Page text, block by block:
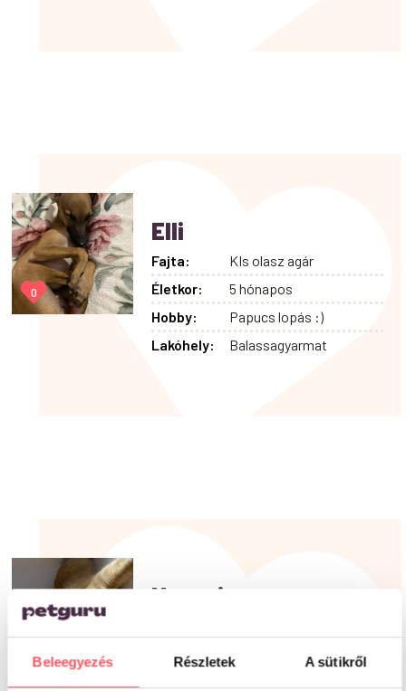
Beleegyezés Részletek A sütikről
0
Elli
Fajta:
KIs olasz agár
Életkor:
5 hónapos
Hobby:
Papucs lopás :)
Lakóhely:
Balassagyarmat
0
Nyuszi
Életkor:
6 év